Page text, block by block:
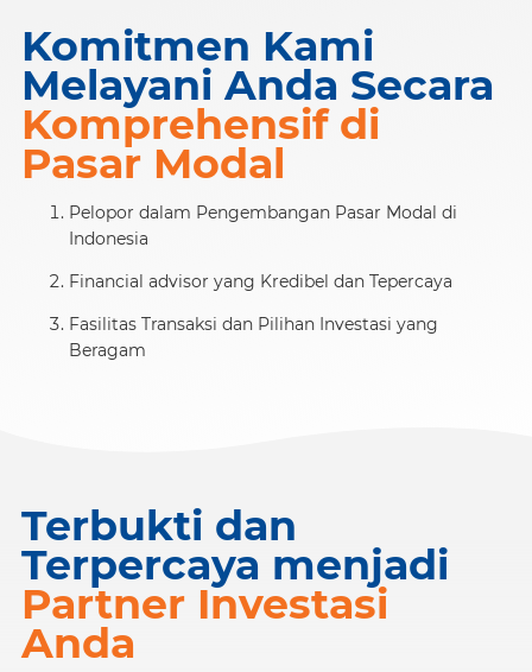
Komitmen Kami
Melayani Anda Secara
Komprehensif di
Pasar Modal
Pelopor dalam Pengembangan Pasar Modal di
Indonesia
Financial advisor yang Kredibel dan Tepercaya
Fasilitas Transaksi dan Pilihan Investasi yang
Beragam
Terbukti dan
Terpercaya menjadi
Partner Investasi
Anda